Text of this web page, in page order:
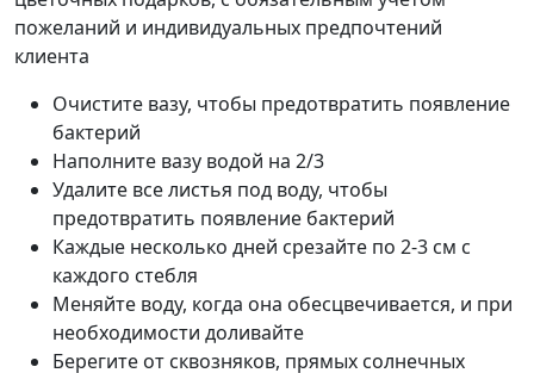
пожеланий и индивидуальных предпочтений
клиента
Очистите вазу, чтобы предотвратить появление
бактерий
Наполните вазу водой на 2/3
Удалите все листья под воду, чтобы
предотвратить появление бактерий
Каждые несколько дней срезайте по 2-3 см с
каждого стебля
Меняйте воду, когда она обесцвечивается, и при
необходимости доливайте
Берегите от сквозняков, прямых солнечных